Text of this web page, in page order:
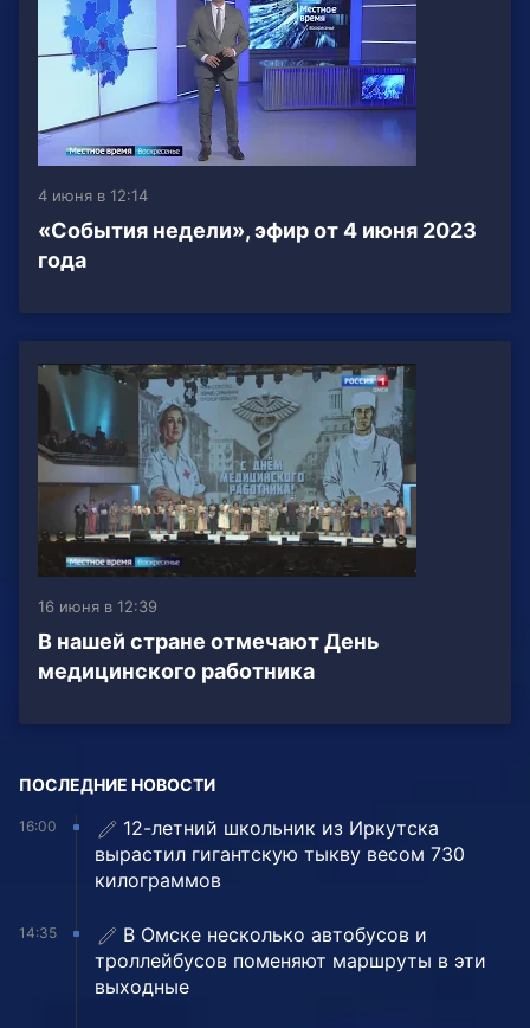
4 июня в 12:14
«События недели», эфир от 4 июня 2023
года
16 июня в 12:39
В нашей стране отмечают День
медицинского работника
ПОСЛЕДНИЕ НОВОСТИ
16:00
12-летний школьник из Иркутска
вырастил гигантскую тыкву весом 730
килограммов
14:35
В Омске несколько автобусов и
троллейбусов поменяют маршруты в эти
выходные